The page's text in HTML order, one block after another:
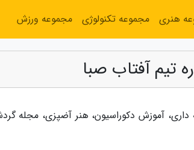
تیم آفتاب صبا
داری، آموزش دکوراسیون، هنر آضپزی، مجله
هنری مجموعه تکنولوژی مجموعه ورزش